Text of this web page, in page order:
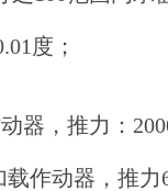
度；
器，推力：
作动器，推力